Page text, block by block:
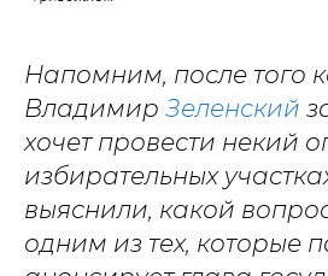
Напомним, после того
Владимир Зеленский
хочет провести некий
избирательных
выяснили, какой
одним из тех, которые